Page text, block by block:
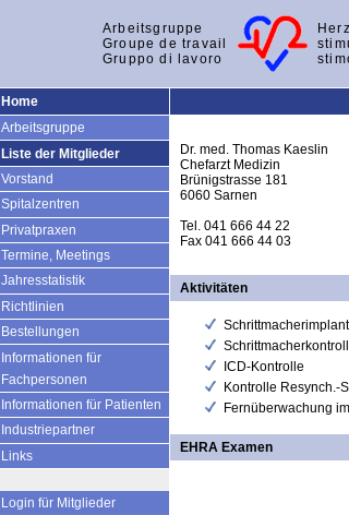
Arbeitsgruppe
Groupe de travail
Gruppo di lavoro
Home
Arbeitsgruppe
Liste der Mitglieder
Vorstand
Spitalzentren
Privatpraxen
Termine, Meetings
Jahresstatistik
Richtlinien
Bestellungen
Informationen für
Fachpersonen
Informationen für Patienten
Industriepartner
Links
Login für Mitglieder
Dr. med. Thomas Kaeslin
Chefarzt Medizin
Brünigstrasse 181
6060 Sarnen
Tel. 041 666 44 22
Fax 041 666 44 03
Aktivitäten
ICD-Kontrolle
Kontrolle Resynch.-
Fernüberwachung
EHRA Examen